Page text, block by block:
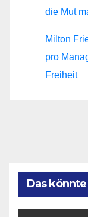
die Mut
Milton
pro
Freiheit
Das